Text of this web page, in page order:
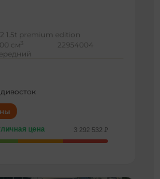
1.5t premium edition
см 3 22954004
цена 3 292 532 ₽